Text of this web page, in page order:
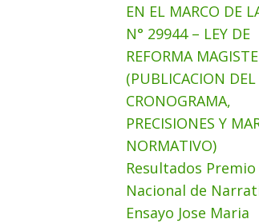
EN EL MARCO DE
N° 29944 – LEY DE
REFORMA
(PUBLICACION DEL
CRONOGRAMA,
PRECISIONES Y
NORMATIVO)
Resultados Premio
Nacional de
Ensayo Jose Maria